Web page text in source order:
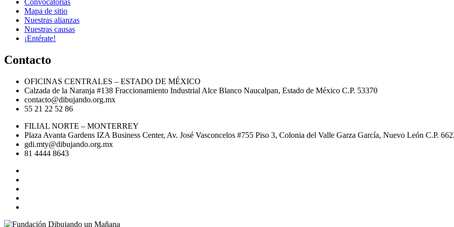
Convocatorias
Mapa de sitio
Nuestras alianzas
Nuestras causas
¡Entérate!
Contacto
OFICINAS CENTRALES – ESTADO DE MÉXICO
Calzada de la Naranja #138 Fraccionamiento Industrial Alce Blanco Naucalpan, Estado de México C.P. 53370
contacto@dibujando.org.mx
55 21 22 52 86
FILIAL NORTE – MONTERREY
Plaza Avanta Gardens IZA Business Center, Av. José Vasconcelos #755 Piso 3, Colonia del Valle Garza García, Nuevo León C.P.
gdi.mty@dibujando.org.mx
81 4444 8643